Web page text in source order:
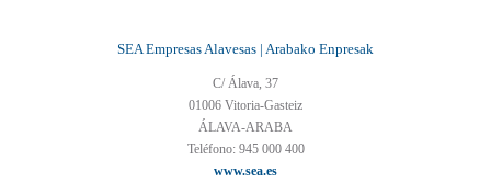
SEA Empresas Alavesas | Arabako Enpresak
C/ Álava, 37
01006 Vitoria-Gasteiz
ÁLAVA-ARABA
Teléfono: 945 000 400
www.sea.es